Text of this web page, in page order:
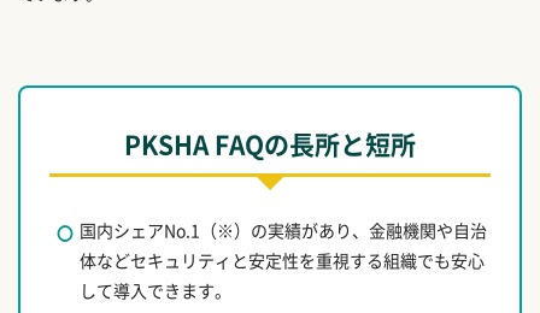
PKSHA FAQの長所と短所
国内シェアNo.1（※）の実績があり、金融機関や自治
体などセキュリティと安定性を重視する組織でも安心
して導入できます。